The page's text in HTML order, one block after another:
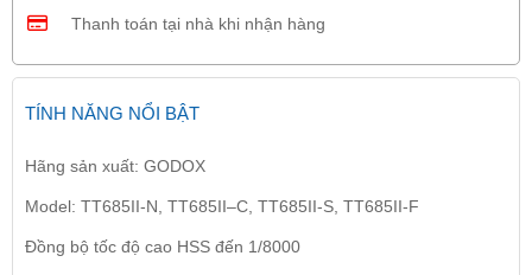
Thanh toán tại nhà khi nhận hàng
TÍNH NĂNG NỔI BẬT
Hãng sản xuất: GODOX
Model: TT685II-N, TT685II–C, TT685II-S, TT685II-F
Đồng bộ tốc độ cao HSS đến 1/8000